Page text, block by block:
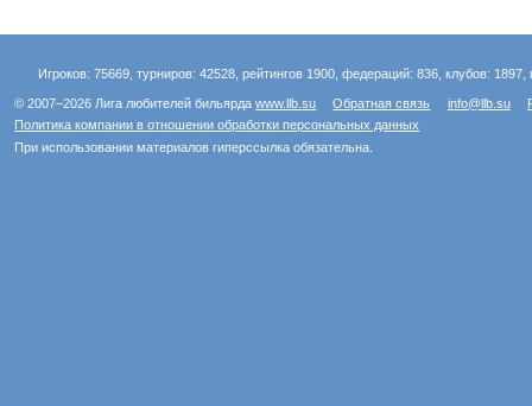
Игроков: 75669, турниров: 42528, рейтингов 1900, федераций: 836, клубов:
© 2007–2026 Лига любителей бильярдаwww.llb.su Обратная связь info@llb.su
Политика компании в отношении обработки персональных данных
При использовании материалов гиперссылка обязательна.